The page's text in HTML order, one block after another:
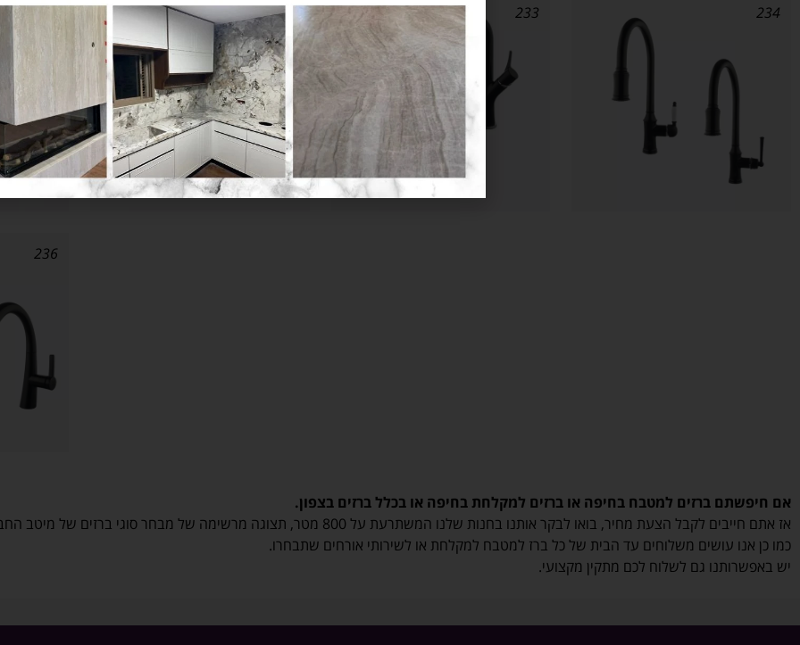
231 232 233 234
236
אם חיפשתם ברזים למטבח בחיפה או ברזים למקלחת בחיפה או בכלל ברזים בצפון.
אז אתם חייבים לקבל הצעת מחיר, בואו לבקר אותנו בחנות שלנו המשתרעת על 800 מטר, תצוגה מרשימה של מבחר סוגי ברזים של מיטב החברות מהארץ והעולם.
כמו כן אנו עושים משלוחים עד הבית של כל ברז למטבח למקלחת או לשירותי אורחים שתבחרו.
יש באפשרותנו גם לשלוח לכם מתקין מקצועי.